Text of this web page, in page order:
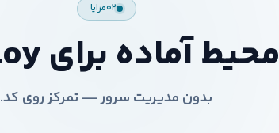
۰۲مزایا
محیط آماده برای Deploy
بدون مدیریت سرور — تمرکز روی کد.